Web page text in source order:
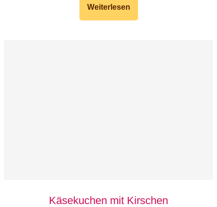
Weiterlesen
Käsekuchen mit Kirschen